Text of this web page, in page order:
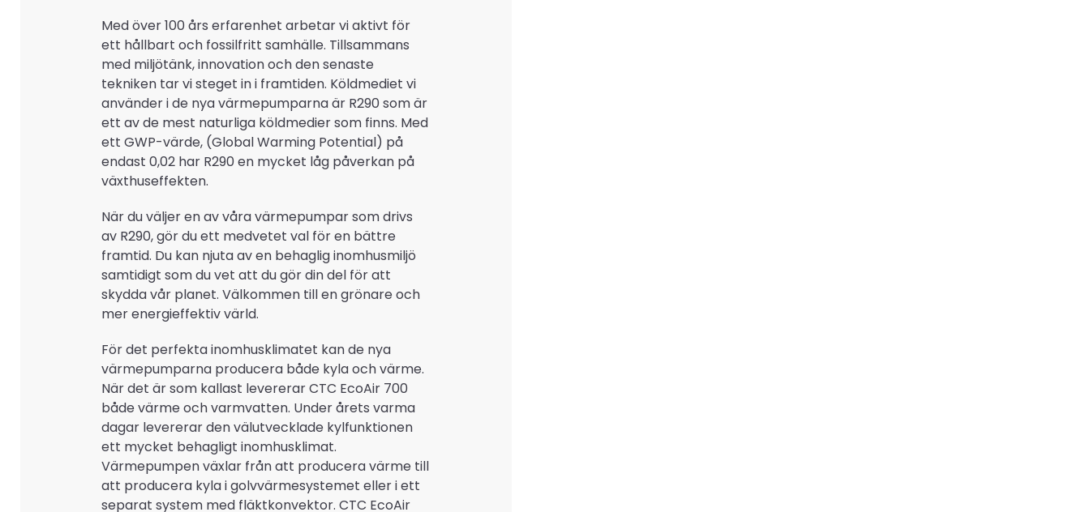
Med över 100 års erfarenhet arbetar vi aktivt för
ett hållbart och fossilfritt samhälle. Tillsammans
med miljötänk, innovation och den senaste
tekniken tar vi steget in i framtiden. Köldmediet vi
använder i de nya värmepumparna är R290 som är
ett av de mest naturliga köldmedier som finns. Med
ett GWP-värde, (Global Warming Potential) på
endast 0,02 har R290 en mycket låg påverkan på
växthuseffekten.
När du väljer en av våra värmepumpar som drivs
av R290, gör du ett medvetet val för en bättre
framtid. Du kan njuta av en behaglig inomhusmiljö
samtidigt som du vet att du gör din del för att
skydda vår planet. Välkommen till en grönare och
mer energieffektiv värld.
För det perfekta inomhusklimatet kan de nya
värmepumparna producera både kyla och värme.
När det är som kallast levererar CTC EcoAir 700
både värme och varmvatten. Under årets varma
dagar levererar den välutvecklade kylfunktionen
ett mycket behagligt inomhusklimat.
Värmepumpen växlar från att producera värme till
att producera kyla i golvvärmesystemet eller i ett
separat system med fläktkonvektor. CTC EcoAir